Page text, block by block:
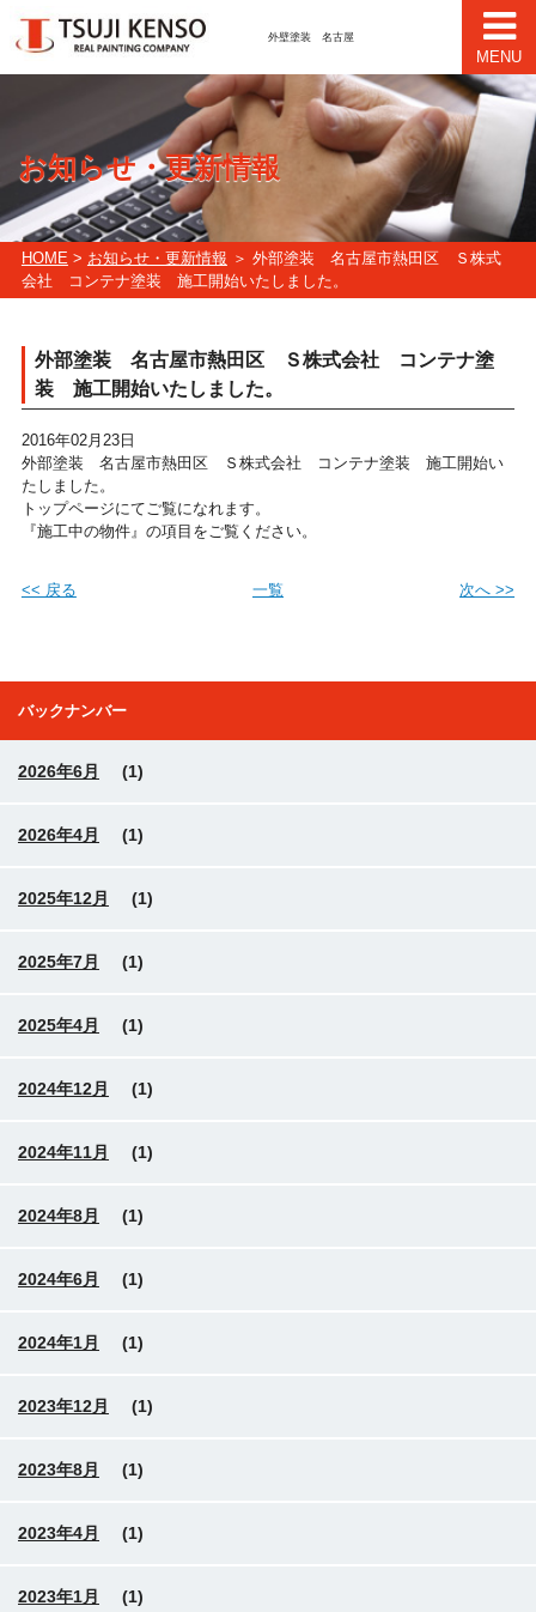
外壁塗装 名古屋
MENU
お知らせ・更新情報
HOME> お知らせ・更新情報 ＞ 外部塗装 名古屋市熱田区 Ｓ株式
会社 コンテナ塗装 施工開始いたしました。
外部塗装 名古屋市熱田区 Ｓ株式会社 コンテナ塗
装 施工開始いたしました。
2016年02月23日
外部塗装 名古屋市熱田区 Ｓ株式会社 コンテナ塗装 施工開始い
たしました。
トップページにてご覧になれます。
『施工中の物件』の項目をご覧ください。
<< 戻る 一覧 次へ >>
バックナンバー
2026年6月 (1)
2026年4月 (1)
2025年12月 (1)
2025年7月 (1)
2025年4月 (1)
2024年12月 (1)
2024年11月 (1)
2024年8月 (1)
2024年6月 (1)
2024年1月 (1)
2023年12月 (1)
2023年8月 (1)
2023年4月 (1)
2023年1月 (1)